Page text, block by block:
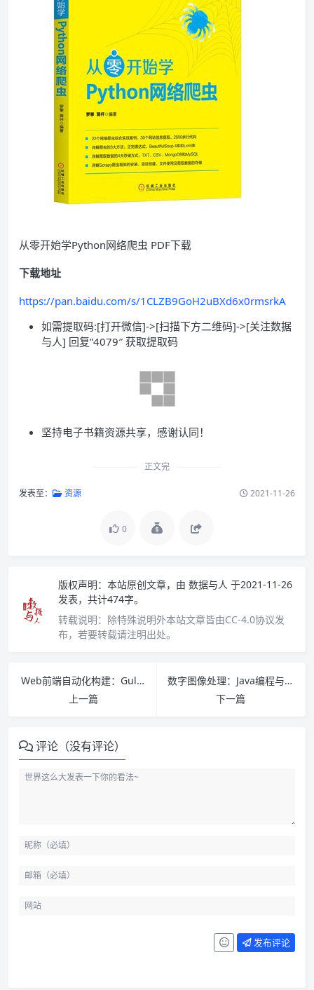
从零开始学Python网络爬虫 PDF下载
下载地址
https://pan.baidu.com/s/1CLZB9GoH2uBXd6x0rmsrkA
如需提取码:[打开微信]->[扫描下方二维码]->[关注数据
与人] 回复”4079″ 获取提取码
坚持电子书籍资源共享，感谢认同！
正文完
发表至： 资源 2021-11-26
0
版权声明： 本站原创文章，由 数据与人 于2021-11-26
发表，共计474字。
转载说明： 除特殊说明外本站文章皆由CC-4.0协议发
布，若要转载请注明出处。
Web前端自动化构建：Gulp、Bower和Yeoman开发指南 PDF下载
上一篇
数字图像处理：Java编程与实验 中文版PDF下载
下一篇
评论（没有评论）
发布评论